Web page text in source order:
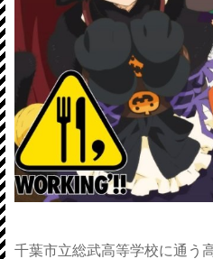
千葉市立総武高等学校に通う